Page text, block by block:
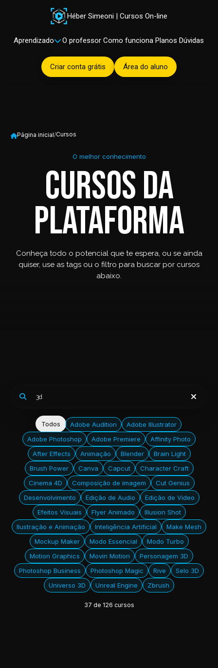
Héber Simeoni | Cursos On-line
Aprendizado O professor Como funciona Planos Dúvidas
Criar conta grátis Área do aluno
Página inicial/Cursos
O melhor conhecimento
Cursos da
plataforma
Conheça todo o potencial que te espera, ou se ainda
quiser, use as tags ou o filtro para buscar por cursos
abaixo.
Todos Adobe Audition
Adobe Illustrator
Adobe Photoshop
Adobe Premiere
Affinity Photo
After Effects
Animação Blender
Brain Light
Brush Power
Canva Capcut
Character Craft
Cinema 4D
Composição de imagem
Cut Genius
Desenvolvimento
Edição de Audio
Edição de Video
Efeitos Visuais
Flyer Animado
Illusion Shot
Ilustração e Animação
Inteligência Artificial
Make Mesh
Mockup Maker
Modo Essencial
Modo Turbo
Motion Graphics
Movin Motion
Personagem 3D
Photoshop Business
Photoshop Magic Rive
Selo 3D
Universo 3D
Unreal Engine Zbrush
37 de 126 cursos